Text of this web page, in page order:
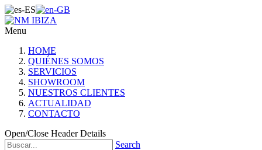
Menu
HOME
QUIÉNES SOMOS
SERVICIOS
SHOWROOM
NUESTROS CLIENTES
ACTUALIDAD
CONTACTO
Open/Close Header Details
Search